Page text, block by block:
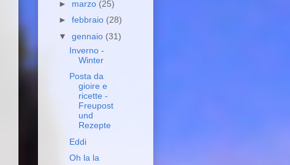
► marzo (25)
► febbraio (28)
▼ gennaio (31)
Inverno -
Winter
Posta da
gioire e
ricette -
Freupost
und
Rezepte
Eddi
Oh la la